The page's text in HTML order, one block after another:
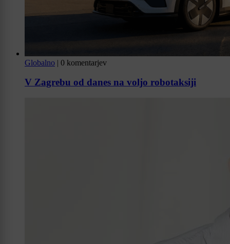
Globalno | 0 komentarjev
V Zagrebu od danes na voljo robotaksiji